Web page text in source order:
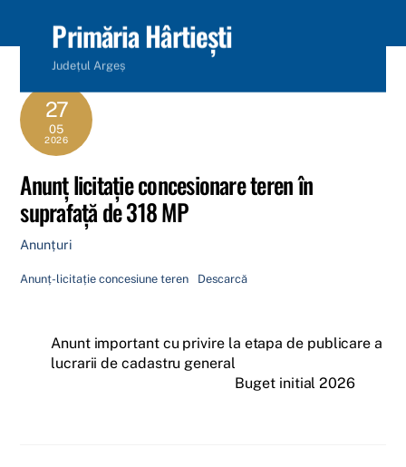
Primăria Hârtiești
Județul Argeș
27
05
2026
Anunț licitație concesionare teren în
suprafață de 318 MP
Anunțuri
Anunț-licitație concesiune teren Descarcă
Anunt important cu privire la etapa de publicare a
lucrarii de cadastru general
Buget initial 2026